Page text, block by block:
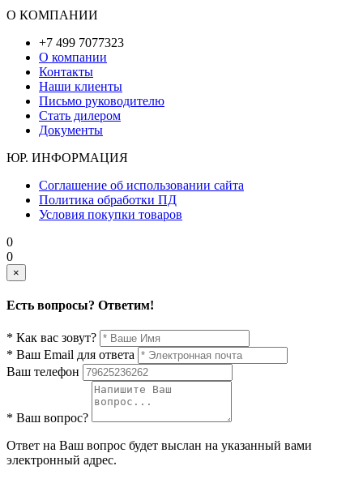
О КОМПАНИИ
+7 499 7077323
О компании
Контакты
Наши клиенты
Письмо руководителю
Стать дилером
Документы
ЮР. ИНФОРМАЦИЯ
Соглашение об использовании сайта
Политика обработки ПД
Условия покупки товаров
0
0
×
Есть вопросы? Ответим!
* Как вас зовут?
* Ваш Email для ответа
Ваш телефон
* Ваш вопрос?
Ответ на Ваш вопрос будет выслан на указанный вами
электронный адрес.